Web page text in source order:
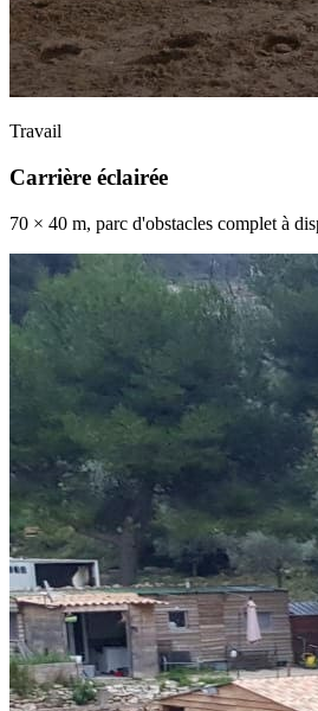
Travail
Carrière éclairée
70 × 40 m, parc d'obstacles complet à